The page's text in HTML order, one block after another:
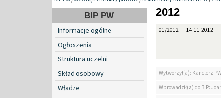
BIP PW
Informacje ogólne
Ogłoszenia
Struktura uczelni
Skład osobowy
Władze
2012
01/2012 14-11-2012
Wytworzył(a): Kanclerz PW
Wprowadził(a) do BIP: